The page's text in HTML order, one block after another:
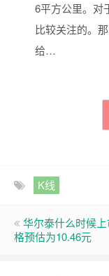
6平方公里。对
比较关注的。
给…
K线
华尔泰什么时候
格预估为10.46元